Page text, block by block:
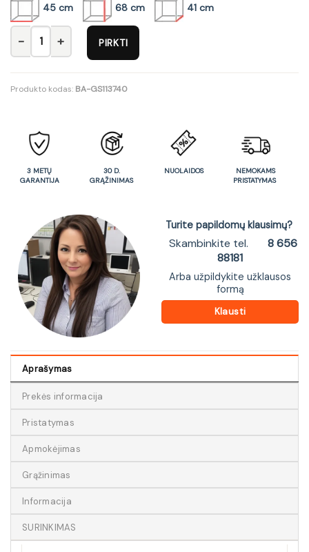
45 cm 68 cm 41 cm
produkto kiekis: Komoda KN-4033S
PIRKTI
Produkto kodas: BA-GS113740
3 METŲ
GARANTIJA
30 D.
GRĄŽINIMAS
NUOLAIDOS
NEMOKAMS
PRISTATYMAS
Turite papildomų klausimų?
Skambinkite tel.
8 656
88181
Arba užpildykite užklausos
formą
Klausti
Aprašymas
Prekės informacija
Pristatymas
Apmokėjimas
Grąžinimas
Informacija
SURINKIMAS